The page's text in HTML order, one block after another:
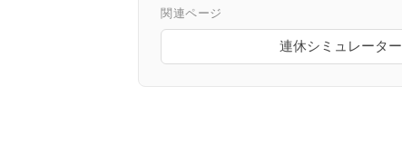
関連ページ
連休シミュレーター